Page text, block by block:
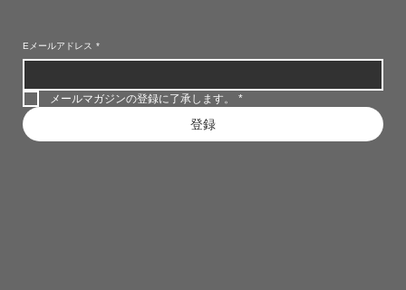
Eメールアドレス *
メールマガジンの登録に了承します。 *
登録